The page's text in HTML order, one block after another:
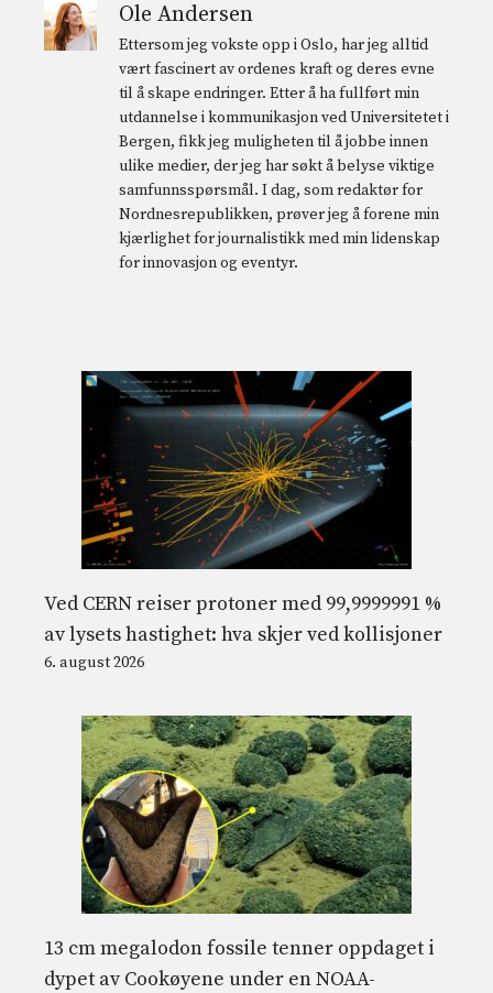
Ole Andersen
Ettersom jeg vokste opp i Oslo, har jeg alltid
vært fascinert av ordenes kraft og deres evne
til å skape endringer. Etter å ha fullført min
utdannelse i kommunikasjon ved Universitetet i
Bergen, fikk jeg muligheten til å jobbe innen
ulike medier, der jeg har søkt å belyse viktige
samfunnsspørsmål. I dag, som redaktør for
Nordnesrepublikken, prøver jeg å forene min
kjærlighet for journalistikk med min lidenskap
for innovasjon og eventyr.
Ved CERN reiser protoner med 99,9999991 %
av lysets hastighet: hva skjer ved kollisjoner
6. august 2026
13 cm megalodon fossile tenner oppdaget i
dypet av Cookøyene under en NOAA-